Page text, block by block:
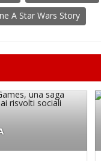
A Star Wars Story